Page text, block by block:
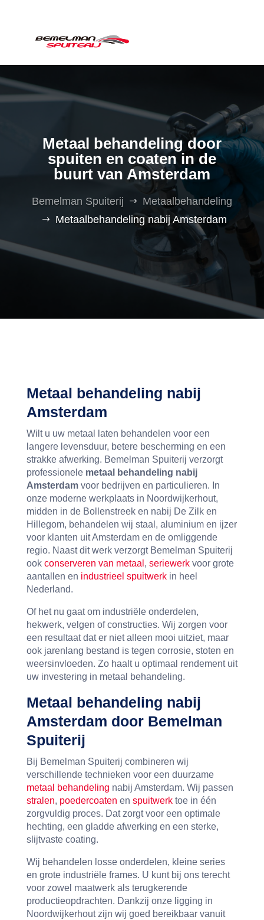
Metaal behandeling door
spuiten en coaten in de
buurt van Amsterdam
Bemelman Spuiterij $ Metaalbehandeling
$ Metaalbehandeling nabij Amsterdam
Metaal behandeling nabij
Amsterdam
Wilt u uw metaal laten behandelen voor een
langere levensduur, betere bescherming en een
strakke afwerking. Bemelman Spuiterij verzorgt
professionele metaal behandeling nabij
Amsterdamvoor bedrijven en particulieren. In
onze moderne werkplaats in Noordwijkerhout,
midden in de Bollenstreek en nabij De Zilk en
Hillegom, behandelen wij staal, aluminium en ijzer
voor klanten uit Amsterdam en de omliggende
regio. Naast dit werk verzorgt Bemelman Spuiterij
ook conserveren van metaal , seriewerkvoor grote
aantallen en industrieel spuitwerkin heel
Nederland.
Of het nu gaat om industriële onderdelen,
hekwerk, velgen of constructies. Wij zorgen voor
een resultaat dat er niet alleen mooi uitziet, maar
ook jarenlang bestand is tegen corrosie, stoten en
weersinvloeden. Zo haalt u optimaal rendement uit
uw investering in metaal behandeling.
Metaal behandeling nabij
Amsterdam door Bemelman
Spuiterij
Bij Bemelman Spuiterij combineren wij
verschillende technieken voor een duurzame
metaal behandeling nabij Amsterdam. Wij passen
stralen, poedercoaten en spuitwerktoe in één
zorgvuldig proces. Dat zorgt voor een optimale
hechting, een gladde afwerking en een sterke,
slijtvaste coating.
Wij behandelen losse onderdelen, kleine series
en grote industriële frames. U kunt bij ons terecht
voor zowel maatwerk als terugkerende
productieopdrachten. Dankzij onze ligging in
Noordwijkerhout zijn wij goed bereikbaar vanuit